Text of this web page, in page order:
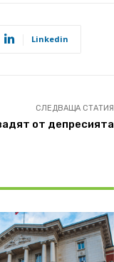
Linkedin
СЛЕДВАЩА СТАТИЯ
от депресията